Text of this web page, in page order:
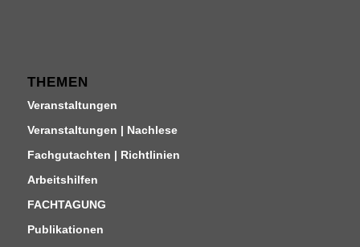
THEMEN
Veranstaltungen
Veranstaltungen | Nachlese
Fachgutachten | Richtlinien
Arbeitshilfen
FACHTAGUNG
Publikationen